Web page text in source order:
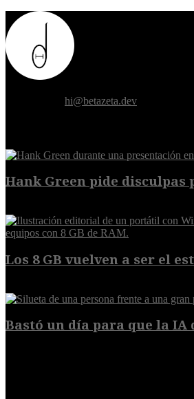
hi@betazeta.dev
Hank Green pide
Los 8 GB vuelven a ser el
Bastó un día para que la IA